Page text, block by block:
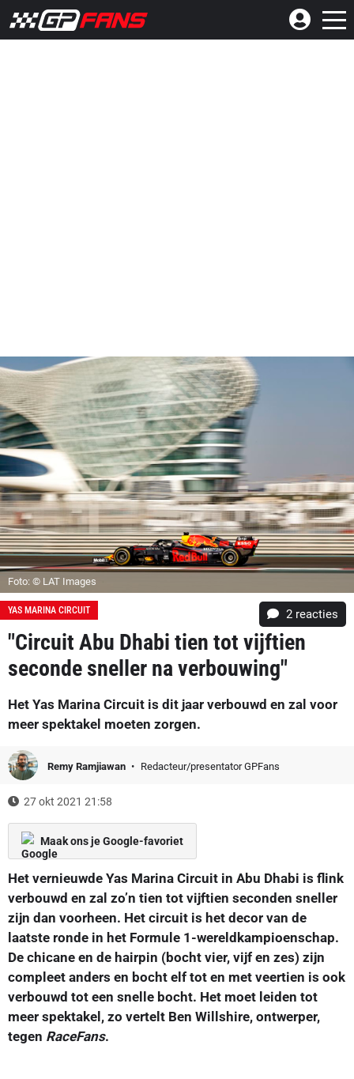
Foto: © LAT Images
YAS MARINA CIRCUIT 2 reacties
"Circuit Abu Dhabi tien tot vijftien
seconde sneller na verbouwing"
Het Yas Marina Circuit is dit jaar verbouwd en zal voor
meer spektakel moeten zorgen.
Remy Ramjiawan Redacteur/presentator GPFans
27 okt 2021 21:58
Maak ons je Google-favoriet
Het vernieuwde Yas Marina Circuit in Abu Dhabi is flink
verbouwd en zal zo’n tien tot vijftien seconden sneller
zijn dan voorheen. Het circuit is het decor van de
laatste ronde in het Formule 1-wereldkampioenschap.
De chicane en de hairpin (bocht vier, vijf en zes) zijn
compleet anders en bocht elf tot en met veertien is ook
verbouwd tot een snelle bocht. Het moet leiden tot
meer spektakel, zo vertelt Ben Willshire, ontwerper,
tegen RaceFans.